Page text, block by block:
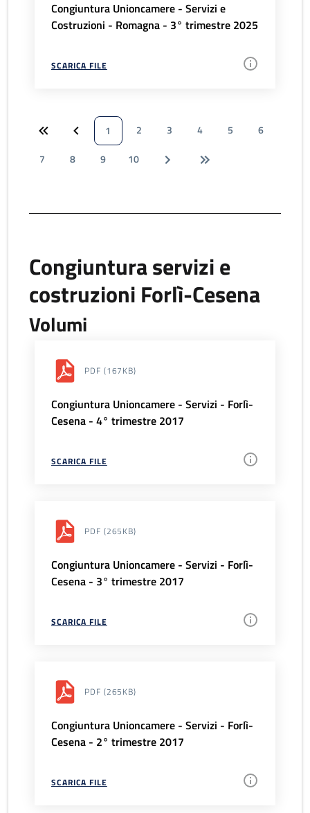
Congiuntura Unioncamere - Servizi e
Costruzioni - Romagna - 3° trimestre 2025
SCARICA FILE
1 2 3 4 5
6
7
8 9 10
Congiuntura servizi e
costruzioni Forlì-Cesena
Volumi
PDF (167KB)
Congiuntura Unioncamere - Servizi - Forlì-
Cesena - 4° trimestre 2017
SCARICA FILE
PDF (265KB)
Congiuntura Unioncamere - Servizi - Forlì-
Cesena - 3° trimestre 2017
SCARICA FILE
PDF (265KB)
Congiuntura Unioncamere - Servizi - Forlì-
Cesena - 2° trimestre 2017
SCARICA FILE